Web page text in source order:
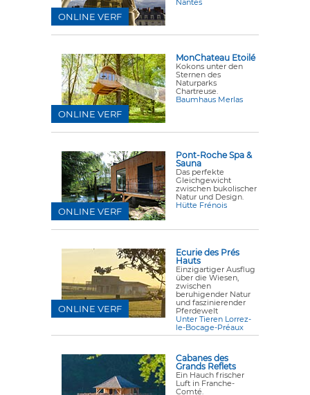
Nantes
ONLINE VERF
MonChateau Etoilé
Kokons unter den
Sternen des
Naturparks
Chartreuse.
Baumhaus Merlas
ONLINE VERF
Pont-Roche Spa &
Sauna
Das perfekte
Gleichgewicht
zwischen bukolischer
Natur und Design.
Hütte Frénois
ONLINE VERF
Ecurie des Prés
Hauts
Einzigartiger Ausflug
über die Wiesen,
zwischen
beruhigender Natur
und faszinierender
Pferdewelt
Unter Tieren Lorrez-
le-Bocage-Préaux
ONLINE VERF
Cabanes des
Grands Reflets
Ein Hauch frischer
Luft in Franche-
Comté.